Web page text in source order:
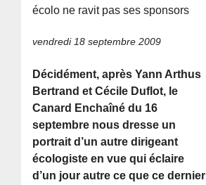
écolo ne ravit pas ses sponsors
vendredi 18 septembre 2009
Décidément, après Yann Arthus
Bertrand et Cécile Duflot, le
Canard Enchaîné du 16
septembre nous dresse un
portrait d’un autre dirigeant
écologiste en vue qui éclaire
d’un jour autre ce que ce dernier